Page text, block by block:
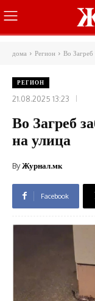
дома Регион Во Загреб
РЕГИОН
21.08.2025 13:23
Во Загреб
на улица
ByЖурнал.мк
Facebook